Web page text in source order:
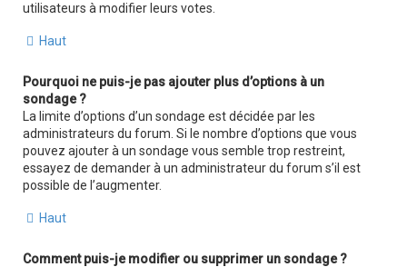
utilisateurs à modifier leurs votes.
Haut
Pourquoi ne puis-je pas ajouter plus d’options à un
sondage ?
La limite d’options d’un sondage est décidée par les
administrateurs du forum. Si le nombre d’options que vous
pouvez ajouter à un sondage vous semble trop restreint,
essayez de demander à un administrateur du forum s’il est
possible de l’augmenter.
Haut
Comment puis-je modifier ou supprimer un sondage ?